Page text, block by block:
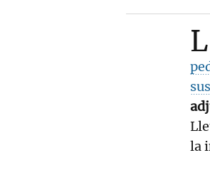
L
la